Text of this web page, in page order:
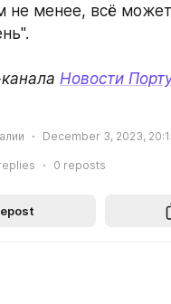
не менее, всё
Новости
December 3, 2023,
0 reposts